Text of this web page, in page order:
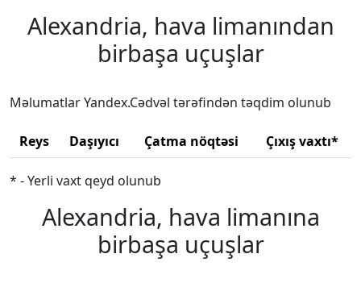
Alexandria, hava limanından
birbaşa uçuşlar
Məlumatlar Yandex.Cədvəl tərəfindən təqdim olunub
Reys Daşıyıcı Çatma nöqtəsi Çıxış vaxtı*
* - Yerli vaxt qeyd olunub
Alexandria, hava limanına
birbaşa uçuşlar